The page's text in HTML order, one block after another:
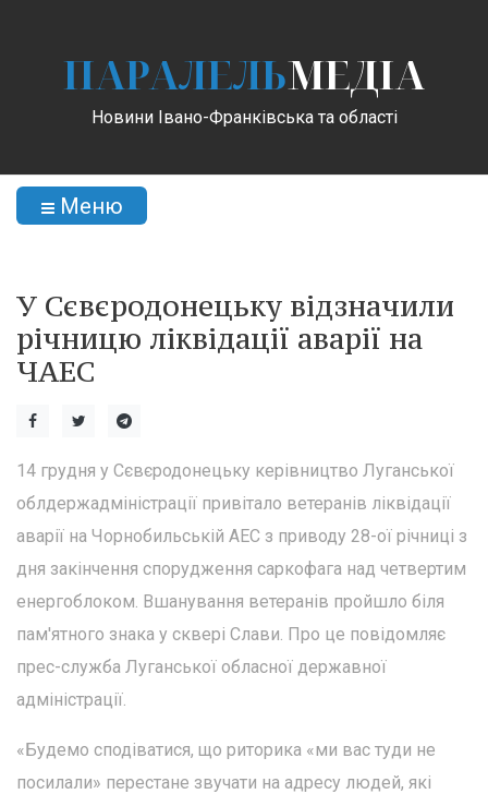
ПАРАЛЕЛЬМЕДІА
Новини Івано-Франківська та області
Меню
У Сєвєродонецьку відзначили
річницю ліквідації аварії на
ЧАЕС
14 грудня у Сєвєродонецьку керівництво Луганської
облдержадміністрації привітало ветеранів ліквідації
аварії на Чорнобильській АЕС з приводу 28-ої річниці з
дня закінчення спорудження саркофага над четвертим
енергоблоком. Вшанування ветеранів пройшло біля
пам'ятного знака у сквері Слави. Про це повідомляє
прес-служба Луганської обласної державної
адміністрації.
«Будемо сподіватися, що риторика «ми вас туди не
посилали» перестане звучати на адресу людей, які